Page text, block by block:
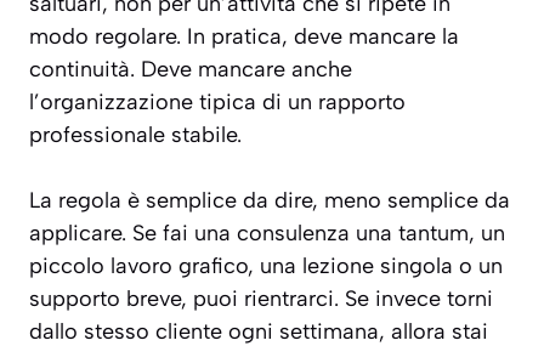
modo regolare. In pratica, deve mancare la
continuità. Deve mancare anche
l’organizzazione tipica di un rapporto
professionale stabile.
La regola è semplice da dire, meno semplice da
applicare. Se fai una consulenza una tantum, un
piccolo lavoro grafico, una lezione singola o un
supporto breve, puoi rientrarci. Se invece torni
dallo stesso cliente ogni settimana, allora stai